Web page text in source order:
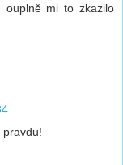
mi to zkazilo
pravdu!